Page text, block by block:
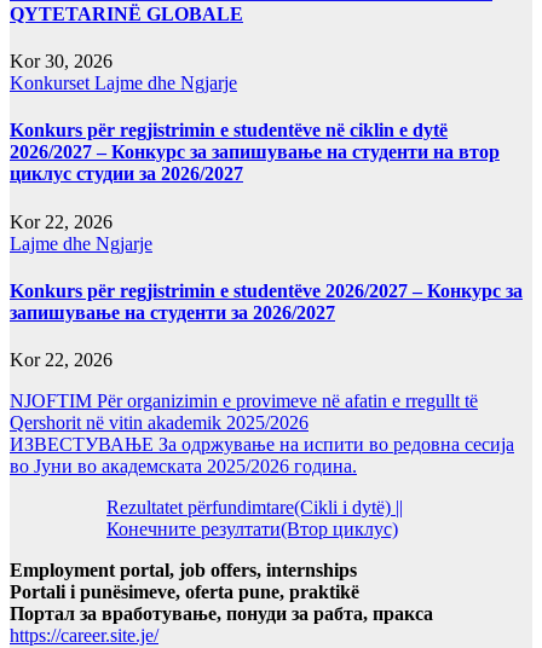
QYTETARINË GLOBALE
Kor 30, 2026
Konkurset Lajme dhe Ngjarje
Konkurs për regjistrimin e studentëve në ciklin e dytë
2026/2027 – Конкурс за запишување на студенти на втор
циклус студии за 2026/2027
Kor 22, 2026
Lajme dhe Ngjarje
Konkurs për regjistrimin e studentëve 2026/2027 – Конкурс за
запишување на студенти за 2026/2027
Kor 22, 2026
NJOFTIM Për organizimin e provimeve në afatin e rregullt të
Qershorit në vitin akademik 2025/2026
ИЗВЕСТУВАЊЕ За одржување на испити во редовна сесија
во Јуни во академската 2025/2026 година.
Rezultatet përfundimtare(Cikli i dytë) ||
Конечните резултати(Втор циклус)
Employment portal, job offers, internships
Portali i punësimeve, oferta pune, praktikë
Портал за вработување, понуди за рабта, пракса
https://career.site.je/